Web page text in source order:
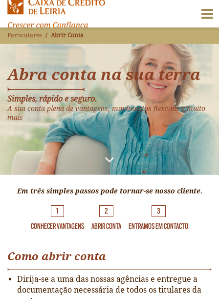
Particulares Abrir Conta
Abra conta na sua terra
Simples, rápido e seguro.
A sua conta plena de vantagens, movimentos flexíveis e muito
mais
Em três simples passos pode tornar-se nosso cliente.
1
CONHECER VANTAGENS
2
ABRIR CONTA
3
ENTRAMOS EM CONTACTO
Como abrir conta
Dirija-se a uma das nossas agências e entregue a
documentação necessária de todos os titulares da